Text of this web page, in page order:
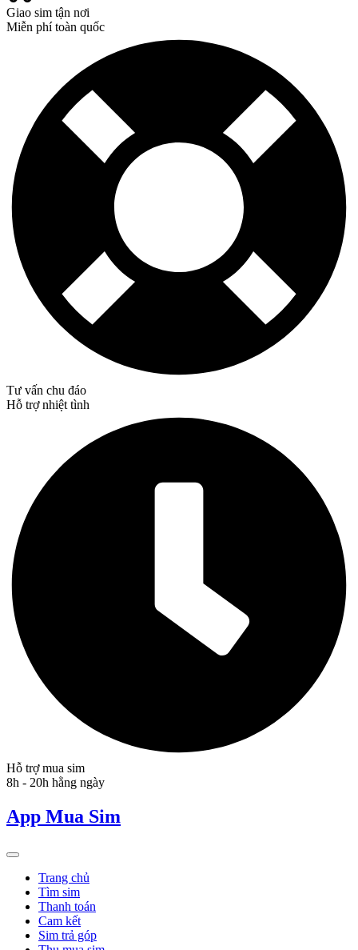
Giao sim tận nơi
Miễn phí toàn quốc
Tư vấn chu đáo
Hỗ trợ nhiệt tình
Hỗ trợ mua sim
8h - 20h hằng ngày
App Mua Sim
Trang chủ
Tìm sim
Thanh toán
Cam kết
Sim trả góp